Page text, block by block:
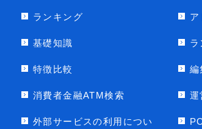
ランキング
基礎知識
特徴比較
消費者金融ATM検索
外部サービスの利用につい
ア
ラ
編
運